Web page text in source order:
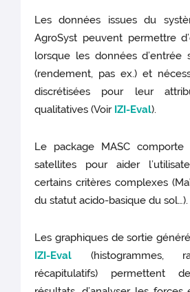
Les données issues du
AgroSyst peuvent permettre
lorsque les données d’entrée
(rendement, pas ex.) et
discrétisées pour leur
qualitatives (Voir IZI-Eval).
Le package MASC comporte
satellites pour aider
certains critères complexes
du statut acido-basique du sol…).
Les graphiques de sortie
IZI-Eval (histogrammes,
récapitulatifs) permettent